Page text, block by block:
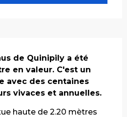
de Quinipily a été
en valeur. C'est un
avec des centaines
vivaces et annuelles.
haute de 2.20 mètres